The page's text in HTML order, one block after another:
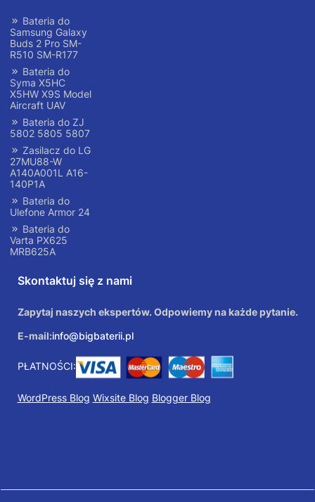
Bateria do
Samsung Galaxy
Buds 2 Pro SM-
R510 SM-R177
Bateria do
Syma X5HC
X5HW X9S Model
Aircraft UAV
Bateria do ZJ
5802 5805 5807
Zasilacz do LG
27MU88-W
A140A001L A16-
140P1A
Bateria do
Ulefone Armor 24
Bateria do
Varta PX625
MRB625A
Skontaktuj się z nami
Zapytaj naszych ekspertów. Odpowiemy na każde pytanie.
E-mail:info@bigbaterii.pl
PŁATNOŚCI:
WordPress Blog Wixsite Blog Blogger Blog